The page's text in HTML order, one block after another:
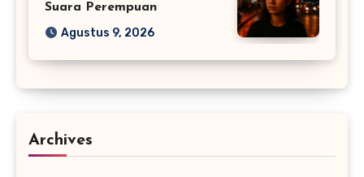
Suara Perempuan
Agustus 9, 2026
Archives